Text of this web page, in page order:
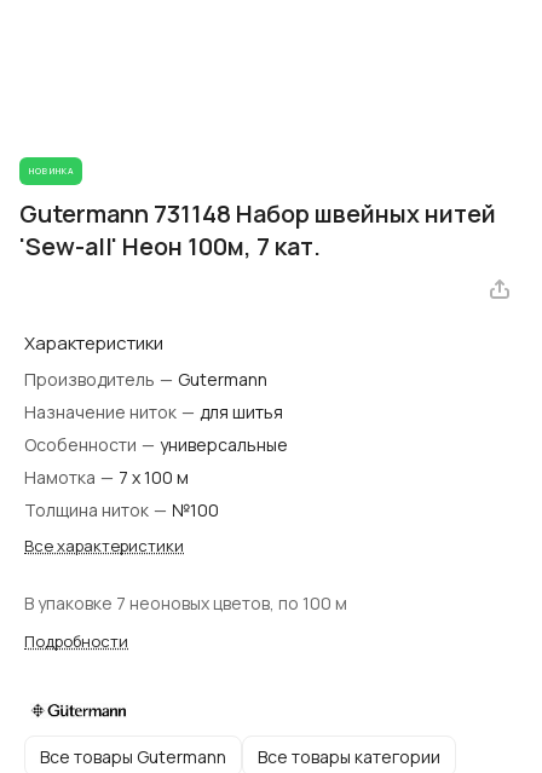
НОВИНКА
Gutermann 731148 Набор швейных нитей
'Sew-all' Неон 100м, 7 кат.
Характеристики
Производитель — Gutermann
Назначение ниток — для шитья
Особенности — универсальные
Намотка — 7 х 100 м
Толщина ниток — №100
Все характеристики
В упаковке 7 неоновых цветов, по 100 м
Подробности
Все товары Gutermann Все товары категории